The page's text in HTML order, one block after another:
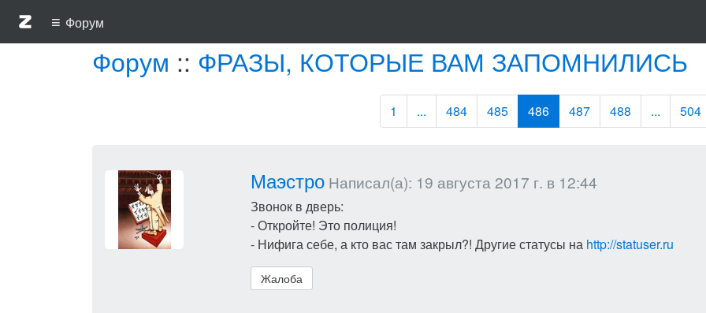
≡ Форум
Форум :: ФРАЗЫ, КОТОРЫЕ ВАМ ЗАПОМНИЛИСЬ
1 ... 484 485 486 487 488 ... 504
МаэстроНаписал(а): 19 августа 2017 г. в 12:44
Звонок в дверь:
- Откройте! Это полиция!
- Нифига себе, а кто вас там закрыл?! Другие статусы на http://statuser.ru
Жалоба